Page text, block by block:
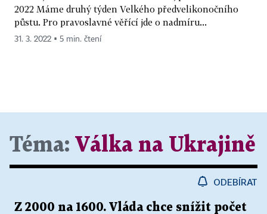
2022 Máme druhý týden Velkého předvelikonočního
půstu. Pro pravoslavné věřící jde o nadmíru...
31. 3. 2022 ▪ 5 min. čtení
Téma: Válka na Ukrajině
ODEBÍRAT
Z 2000 na 1600. Vláda chce snížit počet